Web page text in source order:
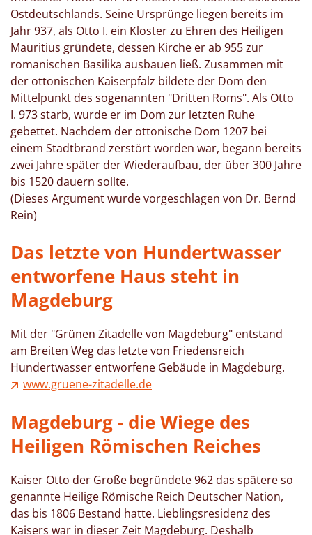
Ostdeutschlands. Seine Ursprünge liegen bereits im
Jahr 937, als Otto I. ein Kloster zu Ehren des Heiligen
Mauritius gründete, dessen Kirche er ab 955 zur
romanischen Basilika ausbauen ließ. Zusammen mit
der ottonischen Kaiserpfalz bildete der Dom den
Mittelpunkt des sogenannten "Dritten Roms". Als Otto
I. 973 starb, wurde er im Dom zur letzten Ruhe
gebettet. Nachdem der ottonische Dom 1207 bei
einem Stadtbrand zerstört worden war, begann bereits
zwei Jahre später der Wiederaufbau, der über 300 Jahre
bis 1520 dauern sollte.
(Dieses Argument wurde vorgeschlagen von Dr. Bernd
Rein)
Das letzte von Hundertwasser
entworfene Haus steht in
Magdeburg
Mit der "Grünen Zitadelle von Magdeburg" entstand
am Breiten Weg das letzte von Friedensreich
Hundertwasser entworfene Gebäude in Magdeburg.
www.gruene-zitadelle.de
Magdeburg - die Wiege des
Heiligen Römischen Reiches
Kaiser Otto der Große begründete 962 das spätere so
genannte Heilige Römische Reich Deutscher Nation,
das bis 1806 Bestand hatte. Lieblingsresidenz des
Kaisers war in dieser Zeit Magdeburg. Deshalb